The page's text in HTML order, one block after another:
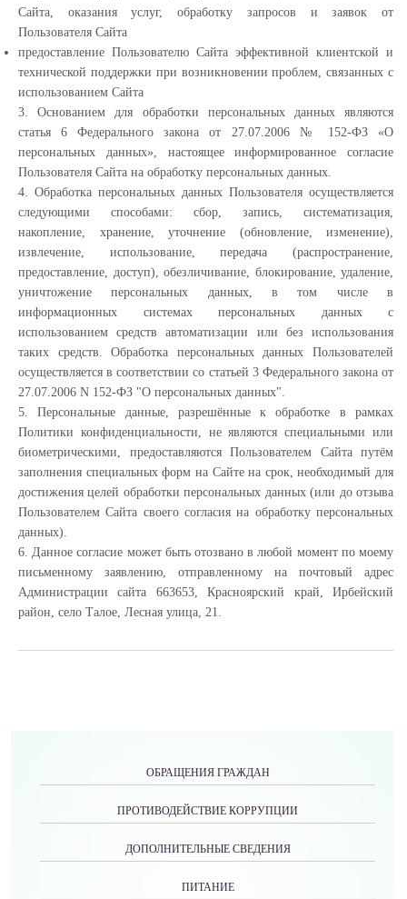
Сайта, оказания услуг, обработку запросов и заявок от
Пользователя Сайта
предоставление Пользователю Сайта эффективной клиентской и
технической поддержки при возникновении проблем, связанных с
использованием Сайта
3. Основанием для обработки персональных данных являются
статья 6 Федерального закона от 27.07.2006 № 152-ФЗ «О
персональных данных», настоящее информированное согласие
Пользователя Сайта на обработку персональных данных.
4. Обработка персональных данных Пользователя осуществляется
следующими способами: сбор, запись, систематизация,
накопление, хранение, уточнение (обновление, изменение),
извлечение, использование, передача (распространение,
предоставление, доступ), обезличивание, блокирование, удаление,
уничтожение персональных данных, в том числе в
информационных системах персональных данных с
использованием средств автоматизации или без использования
таких средств. Обработка персональных данных Пользователей
осуществляется в соответствии со статьей 3 Федерального закона от
27.07.2006 N 152-ФЗ "О персональных данных".
5. Персональные данные, разрешённые к обработке в рамках
Политики конфиденциальности, не являются специальными или
биометрическими, предоставляются Пользователем Сайта путём
заполнения специальных форм на Сайте на срок, необходимый для
достижения целей обработки персональных данных (или до отзыва
Пользователем Сайта своего согласия на обработку персональных
данных).
6. Данное согласие может быть отозвано в любой момент по моему
письменному заявлению, отправленному на почтовый адрес
Администрации сайта 663653, Красноярский край, Ирбейский
район, село Талое, Лесная улица, 21.
ОБРАЩЕНИЯ ГРАЖДАН
ПРОТИВОДЕЙСТВИЕ КОРРУПЦИИ
ДОПОЛНИТЕЛЬНЫЕ СВЕДЕНИЯ
ПИТАНИЕ